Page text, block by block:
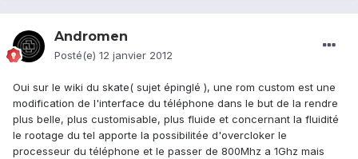
Andromen
Posté(e) 12 janvier 2012
Oui sur le wiki du skate( sujet épinglé ), une rom custom est une
modification de l'interface du téléphone dans le but de la rendre
plus belle, plus customisable, plus fluide et concernant la fluidité
le rootage du tel apporte la possibilitée d'overcloker le
processeur du téléphone et le passer de 800Mhz a 1Ghz mais